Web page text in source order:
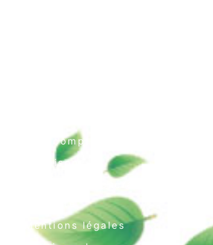
Mon compte
Livraison
Mentions légales